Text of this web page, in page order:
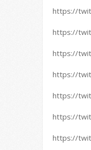
https://
https://
https://
https://
https://
https://
https://